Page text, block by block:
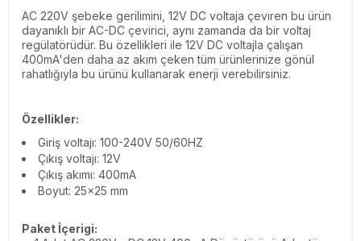
AC 220V şebeke gerilimini, 12V DC voltaja çeviren bu ürün
dayanıklı bir AC-DC çevirici, aynı zamanda da bir voltaj
regülatörüdür. Bu özellikleri ile 12V DC voltajla çalışan
400mA'den daha az akım çeken tüm ürünlerinize gönül
rahatlığıyla bu ürünü kullanarak enerji verebilirsiniz.
Özellikler:
Giriş voltajı: 100-240V 50/60HZ
Çıkış voltajı: 12V
Çıkış akımı: 400mA
Boyut: 25x25 mm
Paket İçerigi: